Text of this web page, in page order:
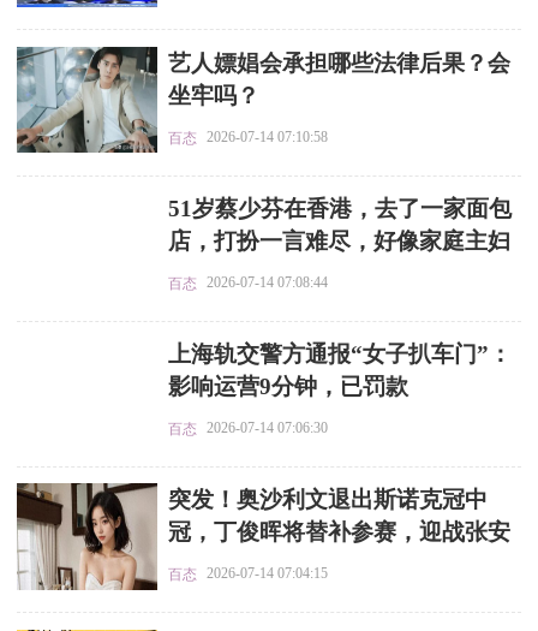
​艺人嫖娼会承担哪些法律后果？会
坐牢吗？
百态 2026-07-14 07:10:58
​51岁蔡少芬在香港，去了一家面包
店，打扮一言难尽，好像家庭主妇
百态 2026-07-14 07:08:44
​上海轨交警方通报“女子扒车门”：
影响运营9分钟，已罚款
百态 2026-07-14 07:06:30
​突发！奥沙利文退出斯诺克冠中
冠，丁俊晖将替补参赛，迎战张安
达
百态 2026-07-14 07:04:15